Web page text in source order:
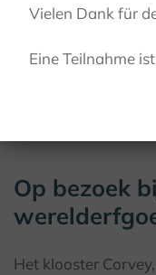
Op bezoek
Het klooster
Vielen Dank für
Eine Teilnahme